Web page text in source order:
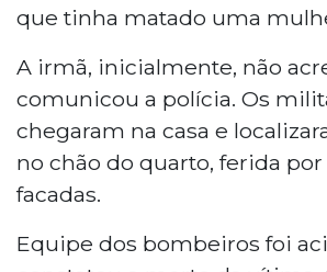
que tinha matado uma
A irmã, inicialmente, não
comunicou a polícia. Os
chegaram na casa e
no chão do quarto, ferida
facadas.
Equipe dos bombeiros foi